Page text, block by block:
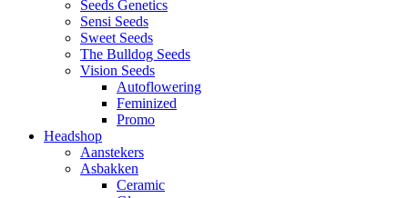
Seeds Genetics
Sensi Seeds
Sweet Seeds
The Bulldog Seeds
Vision Seeds
Autoflowering
Feminized
Promo
Headshop
Aanstekers
Asbakken
Ceramic